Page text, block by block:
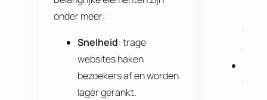
onder meer:
Snelheid: trage
websites haken
bezoekers af en worden
lager gerankt.
en